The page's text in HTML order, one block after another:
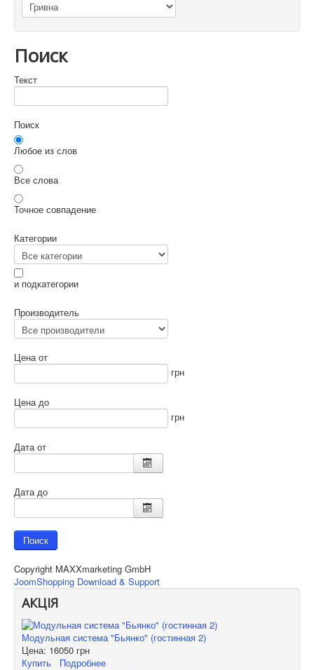
Поиск
Текст
Поиск
Любое из слов
Все слова
Точное совпадение
Категории
и подкатегории
Производитель
Цена от
грн
Цена до
грн
Дата от
Дата до
Copyright MAXXmarketing GmbH
JoomShopping Download & Support
АКЦІЯ
Модульная система "Бьянко" (гостинная 2)
Цена: 16050 грн
Купить
Подробнее